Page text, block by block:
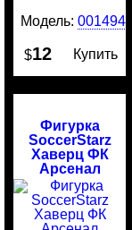
Модель:0014943
$12 Купить
Фигурка
SoccerStarz
Хаверц ФК
Арсенал